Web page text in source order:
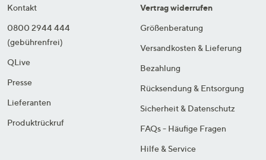
Kontakt
0800 2944 444
(gebührenfrei)
QLive
Presse
Lieferanten
Produktrückruf
Vertrag widerrufen
Größenberatung
Versandkosten & Lieferung
Bezahlung
Rücksendung & Entsorgung
Sicherheit & Datenschutz
FAQs - Häufige Fragen
Hilfe & Service